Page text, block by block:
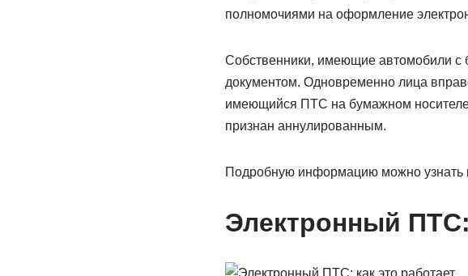
полномочиями на оформление
Собственники, имеющие автомобили с
документом. Одновременно лица
имеющийся ПТС на бумажном
признан аннулированным.
Подробную информацию можно узнать
Электронный ПТС: